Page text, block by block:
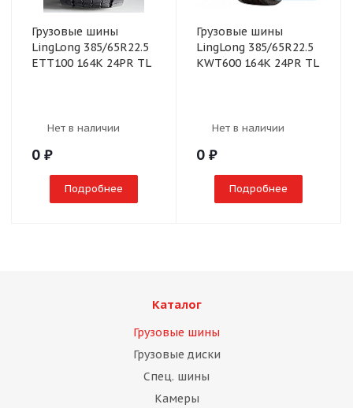
Грузовые шины
LingLong 385/65R22.5
ETT100 164K 24PR TL
Нет в наличии
0 ₽
Подробнее
Грузовые шины
LingLong 385/65R22.5
KWT600 164K 24PR TL
Нет в наличии
0 ₽
Подробнее
Каталог
Грузовые шины
Грузовые диски
Спец. шины
Камеры